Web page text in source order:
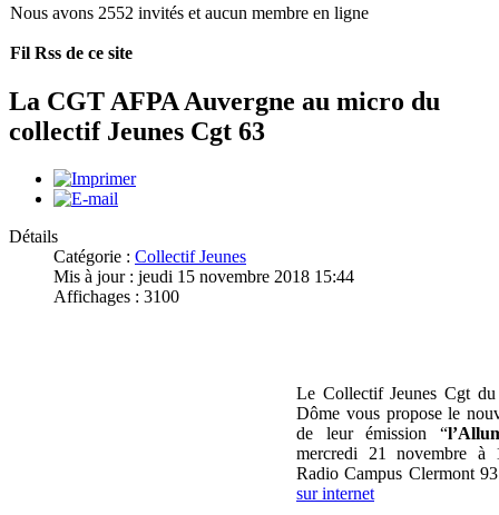
Nous avons 2552 invités et aucun membre en ligne
Fil Rss de ce site
La CGT AFPA Auvergne au micro du
collectif Jeunes Cgt 63
Détails
Catégorie : Collectif Jeunes
Mis à jour : jeudi 15 novembre 2018 15:44
Affichages : 3100
Le Collectif Jeunes Cgt
Dôme vous propose le
de leur émission “
mercredi 21 novembre à
Radio Campus Clermont
sur internet